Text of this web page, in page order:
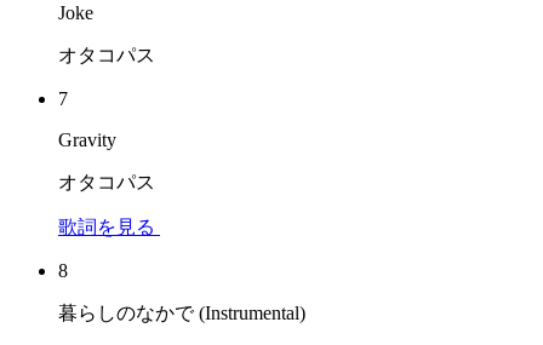
Joke
オタコパス
7
Gravity
オタコパス
歌詞を見る
8
暮らしのなかで (Instrumental)